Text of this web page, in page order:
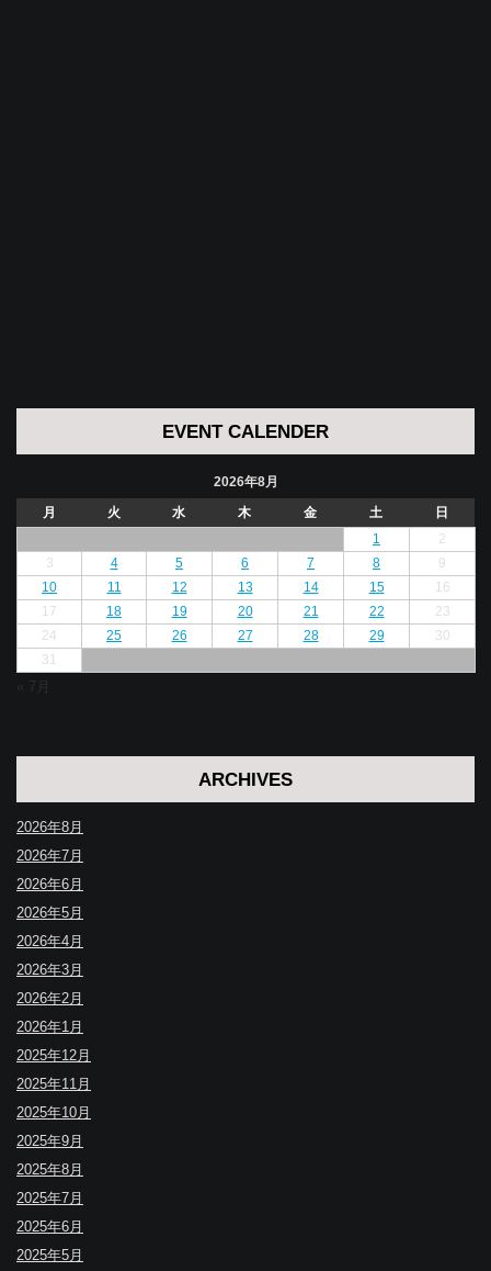
EVENT CALENDER
2026年8月
月
火 水 木 金 土
日
1
2
3
4 5 6 7 8
9
10
11 12 13 14 15
16
17
18 19 20 21 22
23
24
25 26 27 28 29
30
31
« 7月
ARCHIVES
2026年8月
2026年7月
2026年6月
2026年5月
2026年4月
2026年3月
2026年2月
2026年1月
2025年12月
2025年11月
2025年10月
2025年9月
2025年8月
2025年7月
2025年6月
2025年5月